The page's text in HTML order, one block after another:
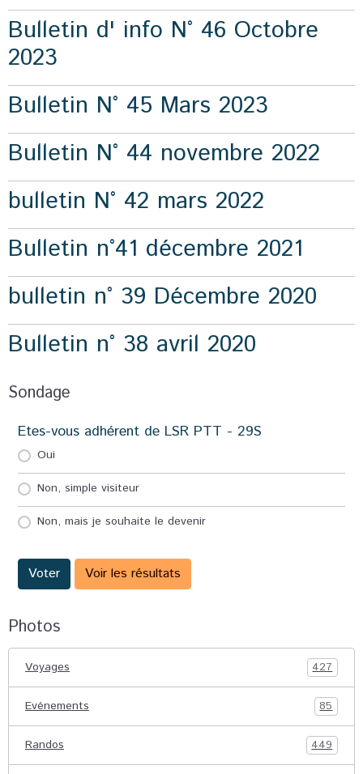
Bulletin d' info N° 46 Octobre
2023
Bulletin N° 45 Mars 2023
Bulletin N° 44 novembre 2022
bulletin N° 42 mars 2022
Bulletin n°41 décembre 2021
bulletin n° 39 Décembre 2020
Bulletin n° 38 avril 2020
Sondage
Etes-vous adhérent de LSR PTT - 29S
Oui
Non, simple visiteur
Non, mais je souhaite le devenir
Voter Voir les résultats
Photos
Voyages 427
Evénements 85
Randos 449